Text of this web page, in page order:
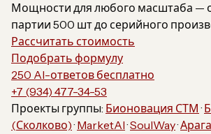
Мощности для любого масштаба —
партии 500 шт до серийного
Рассчитать стоимость
Подобрать формулу
250 AI-ответов бесплатно
+7 (934) 477-34-53
Проекты группы: Бионовация СТМ ·
(Сколково)· MarketAI·SoulWay·